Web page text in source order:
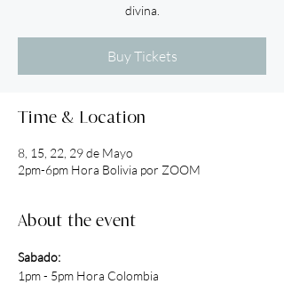
divina.
Buy Tickets
Time & Location
8, 15, 22, 29 de Mayo
2pm-6pm Hora Bolivia por ZOOM
About the event
Sabado:
1pm - 5pm Hora Colombia